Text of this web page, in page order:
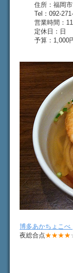
住所：福岡
Tel：092-
営業時間：
定休日：日
予算：1,000
博多あかちょこべ
夜総合点★★★★